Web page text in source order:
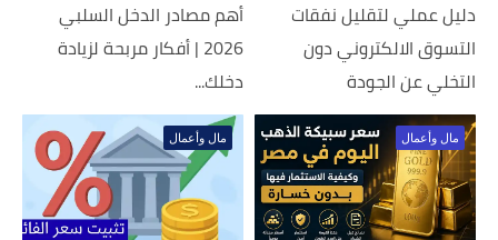
دليل عملي لتقليل نفقات
التسوق الالكتروني دون
التخلي عن الجودة
أهم مصادر الدخل السلبي
2026 | أفكار مربحة لزيادة
دخلك...
مال وأعمال مال وأعمال